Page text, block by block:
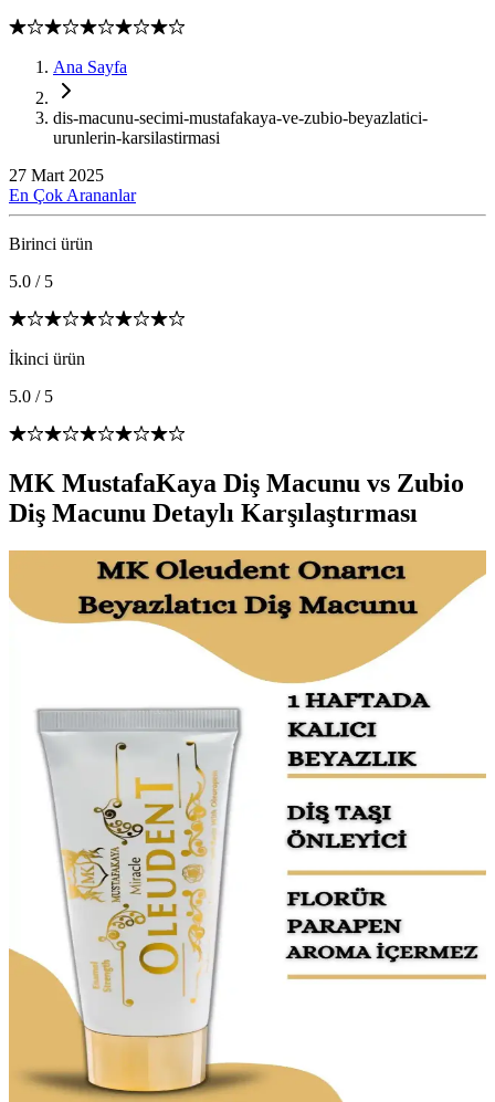
Ana Sayfa
dis-macunu-secimi-mustafakaya-ve-zubio-beyazlatici-
urunlerin-karsilastirmasi
27 Mart 2025
En Çok Arananlar
Birinci ürün
5.0 / 5
İkinci ürün
5.0 / 5
MK MustafaKaya Diş Macunu vs Zubio
Diş Macunu Detaylı Karşılaştırması